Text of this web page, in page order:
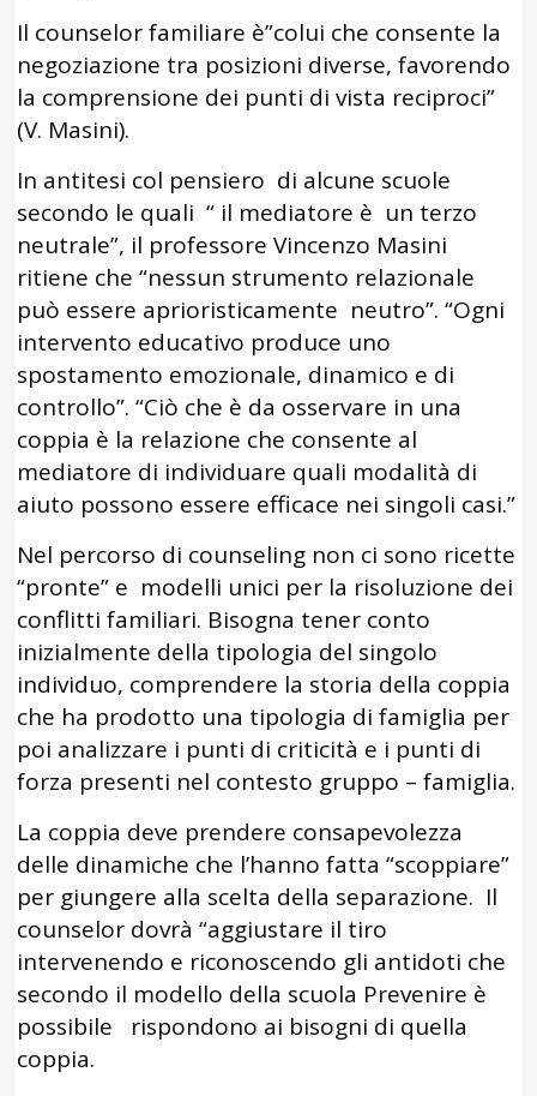
Il counselor familiare è”colui che consente la
negoziazione tra posizioni diverse, favorendo
la comprensione dei punti di vista reciproci”
(V. Masini).
In antitesi col pensiero di alcune scuole
secondo le quali “ il mediatore è un terzo
neutrale”, il professore Vincenzo Masini
ritiene che “nessun strumento relazionale
può essere aprioristicamente neutro”. “Ogni
intervento educativo produce uno
spostamento emozionale, dinamico e di
controllo”. “Ciò che è da osservare in una
coppia è la relazione che consente al
mediatore di individuare quali modalità di
aiuto possono essere efficace nei singoli casi.”
Nel percorso di counseling non ci sono ricette
“pronte” e modelli unici per la risoluzione dei
conflitti familiari. Bisogna tener conto
inizialmente della tipologia del singolo
individuo, comprendere la storia della coppia
che ha prodotto una tipologia di famiglia per
poi analizzare i punti di criticità e i punti di
forza presenti nel contesto gruppo – famiglia.
La coppia deve prendere consapevolezza
delle dinamiche che l’hanno fatta “scoppiare”
per giungere alla scelta della separazione. Il
counselor dovrà “aggiustare il tiro
intervenendo e riconoscendo gli antidoti che
secondo il modello della scuola Prevenire è
possibile rispondono ai bisogni di quella
coppia.